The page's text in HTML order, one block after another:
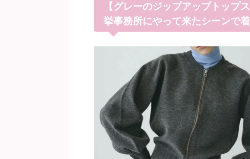
【グレーのジップアップトップ
挙事務所にやって来たシーンで